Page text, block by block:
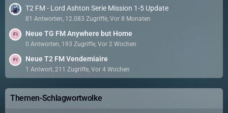
T2 FM - Lord Ashton Serie Mission 1-5 Update
81 Antworten, 12.083 Zugriffe, Vor 8 Monaten
Neue TG FM Anywhere but Home
0 Antworten, 193 Zugriffe, Vor 2 Wochen
Neue T2 FM Vendemiaire
1 Antwort, 211 Zugriffe, Vor 4 Wochen
Themen-Schlagwortwolke